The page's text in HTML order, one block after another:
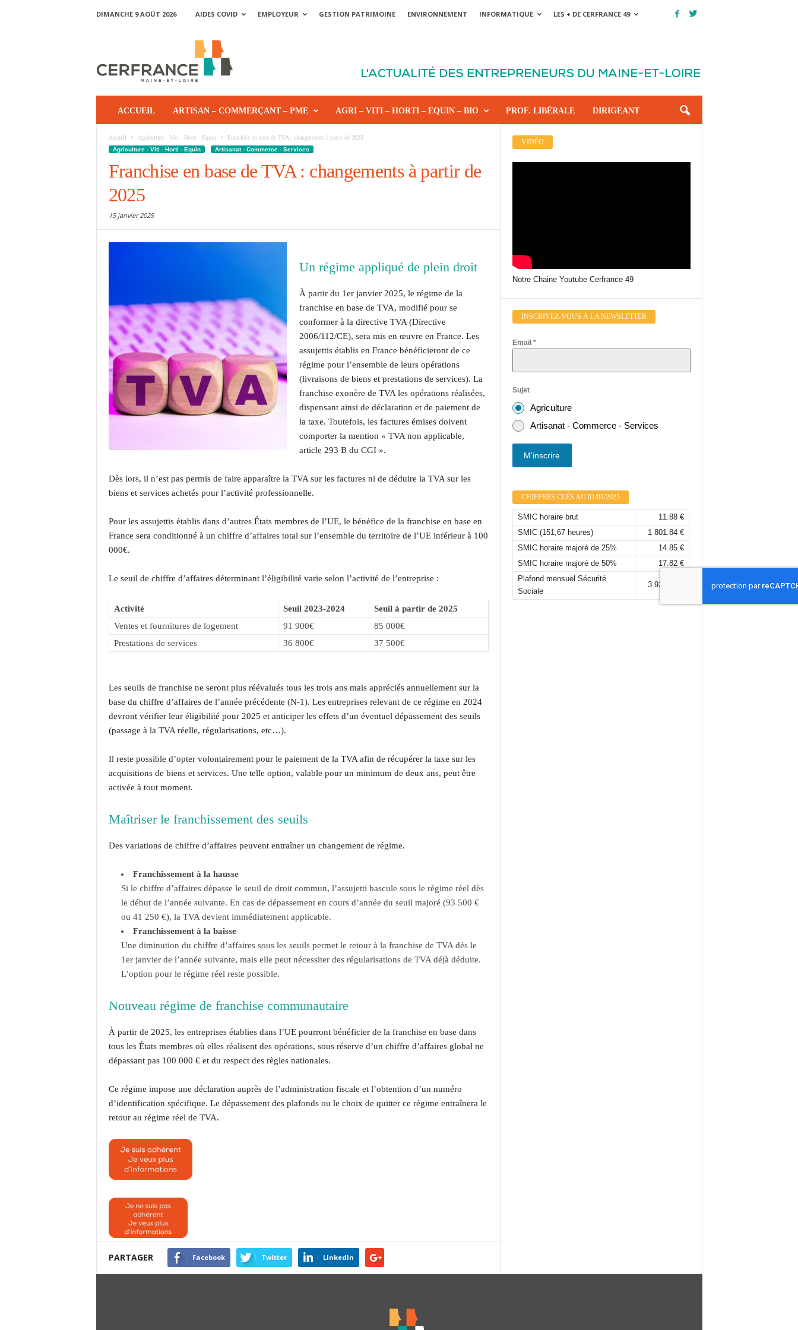
DIMANCHE 9 AOÛT 2026 AIDES COVID EMPLOYEUR GESTION PATRIMOINE ENVIRONNEMENT INFORMATIQUE LES + DE CERFRANCE 49
ACCUEIL ARTISAN – COMMERÇANT – PME AGRI – VITI – HORTI – EQUIN – BIO PROF. LIBÉRALE DIRIGEANT
Accueil Agriculture - Viti - Horti - Equin
Franchise en base de TVA : changements à partir de 2025
Agriculture - Viti - Horti - Equin
Artisanat - Commerce - Services
Franchise en base de TVA : changements à partir de
2025
15 janvier 2025
Un régime appliqué de plein droit
À partir du 1er janvier 2025, le régime de la
franchise en base de TVA, modifié pour se
conformer à la directive TVA (Directive
2006/112/CE), sera mis en œuvre en France. Les
assujettis établis en France bénéficieront de ce
régime pour l’ensemble de leurs opérations
(livraisons de biens et prestations de services). La
franchise exonère de TVA les opérations réalisées,
dispensant ainsi de déclaration et de paiement de
la taxe. Toutefois, les factures émises doivent
comporter la mention « TVA non applicable,
article 293 B du CGI ».
Dès lors, il n’est pas permis de faire apparaître la TVA sur les factures ni de déduire la TVA sur les
biens et services achetés pour l’activité professionnelle.
Pour les assujettis établis dans d’autres États membres de l’UE, le bénéfice de la franchise en base en
France sera conditionné à un chiffre d’affaires total sur l’ensemble du territoire de l’UE inférieur à 100
000€.
Le seuil de chiffre d’affaires déterminant l’éligibilité varie selon l’activité de l’entreprise :
Activité Seuil 2023-2024
Seuil à partir de 2025
Ventes et fournitures de logement
91 900€
85 000€
Prestations de services
36 800€ 37 500€
Les seuils de franchise ne seront plus réévalués tous les trois ans mais appréciés annuellement sur la
base du chiffre d’affaires de l’année précédente (N-1). Les entreprises relevant de ce régime en 2024
devront vérifier leur éligibilité pour 2025 et anticiper les effets d’un éventuel dépassement des seuils
(passage à la TVA réelle, régularisations, etc…).
Il reste possible d’opter volontairement pour le paiement de la TVA afin de récupérer la taxe sur les
acquisitions de biens et services. Une telle option, valable pour un minimum de deux ans, peut être
activée à tout moment.
Maîtriser le franchissement des seuils
Des variations de chiffre d’affaires peuvent entraîner un changement de régime.
Franchissement à la hausse
Si le chiffre d’affaires dépasse le seuil de droit commun, l’assujetti bascule sous le régime réel dès
le début de l’année suivante. En cas de dépassement en cours d’année du seuil majoré (93 500 €
ou 41 250 €), la TVA devient immédiatement applicable.
Franchissement à la baisse
Une diminution du chiffre d’affaires sous les seuils permet le retour à la franchise de TVA dès le
1er janvier de l’année suivante, mais elle peut nécessiter des régularisations de TVA déjà déduite.
L’option pour le régime réel reste possible.
Nouveau régime de franchise communautaire
À partir de 2025, les entreprises établies dans l’UE pourront bénéficier de la franchise en base dans
tous les États membres où elles réalisent des opérations, sous réserve d’un chiffre d’affaires global ne
dépassant pas 100 000 € et du respect des règles nationales.
Ce régime impose une déclaration auprès de l’administration fiscale et l’obtention d’un numéro
d’identification spécifique. Le dépassement des plafonds ou le choix de quitter ce régime entraînera le
retour au régime réel de TVA.
PARTAGER Facebook Twitter LinkedIn
VIDÉO
Notre Chaine Youtube Cerfrance 49
INSCRIVEZ-VOUS À LA NEWSLETTER
Email *
Sujet
Agriculture
Artisanat - Commerce - Services
M'inscrire
CHIFFRES CLÉS AU 01/01/2025
SMIC horaire brut
11.88 €
SMIC (151,67 heures)
1 801.84 €
SMIC horaire majoré de 25%
14.85 €
SMIC horaire majoré de 50%
17.82 €
Plafond mensuel Sécurité
Sociale
3 925,00 €